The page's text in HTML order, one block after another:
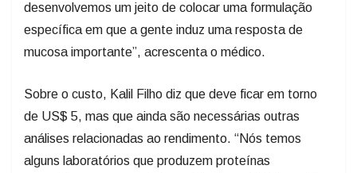
desenvolvemos um jeito de colocar uma formulação
específica em que a gente induz uma resposta de
mucosa importante”, acrescenta o médico.
Sobre o custo, Kalil Filho diz que deve ficar em torno
de US$ 5, mas que ainda são necessárias outras
análises relacionadas ao rendimento. “Nós temos
alguns laboratórios que produzem proteínas